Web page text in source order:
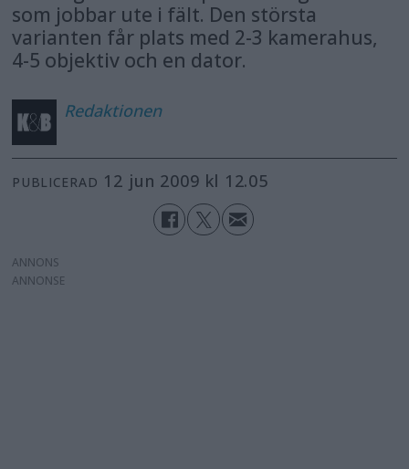
som jobbar ute i fält. Den största
varianten får plats med 2-3 kamerahus,
4-5 objektiv och en dator.
Redaktionen
PUBLICERAD 12 jun 2009 kl 12.05
ANNONS